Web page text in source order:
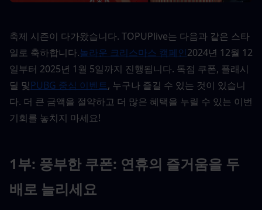
축제 시즌이 다가왔습니다. TOPUPlive는 다음과 같은 스타
일로 축하합니다.놀라운 크리스마스 캠페인2024년 12월 12
일부터 2025년 1월 5일까지 진행됩니다. 독점 쿠폰, 플래시
딜 및PUBG 중심 이벤트, 누구나 즐길 수 있는 것이 있습니
다. 더 큰 금액을 절약하고 더 많은 혜택을 누릴 수 있는 이번
기회를 놓치지 마세요!
1부: 풍부한 쿠폰: 연휴의 즐거움을 두
배로 늘리세요